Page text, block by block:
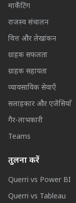
मार्केटिंग
राजस्व संचालन
वित्त और लेखांकन
ग्राहक सफलता
ग्राहक सहायता
व्यावसायिक सेवाएँ
सलाहकार और एजेंसियाँ
गैर-लाभकारी
Teams
तुलना करें
Querri vs Power BI
Querri vs Tableau